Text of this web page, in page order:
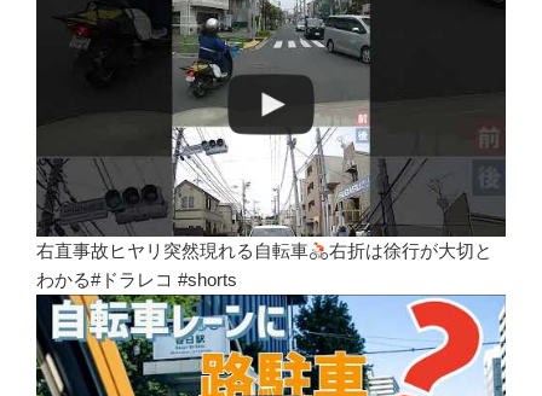
右直事故ヒヤリ突然現れる自転車
右折は徐行が大切と
わかる#ドラレコ #shorts